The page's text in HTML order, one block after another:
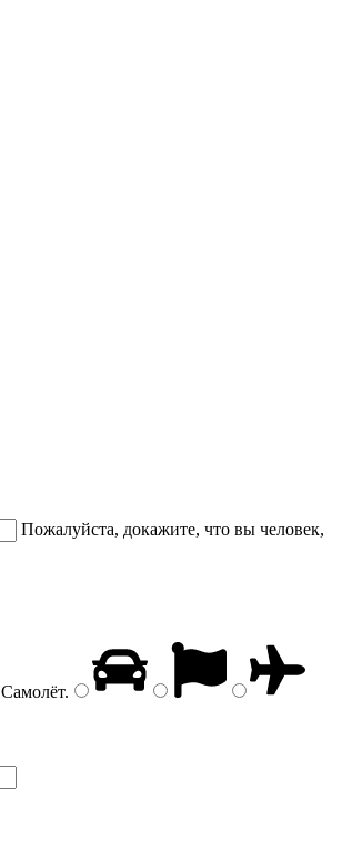
Пожалуйста, докажите, что вы человек,
Самолёт.